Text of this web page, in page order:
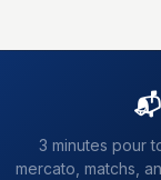
3 minutes pour
mercato, matchs,